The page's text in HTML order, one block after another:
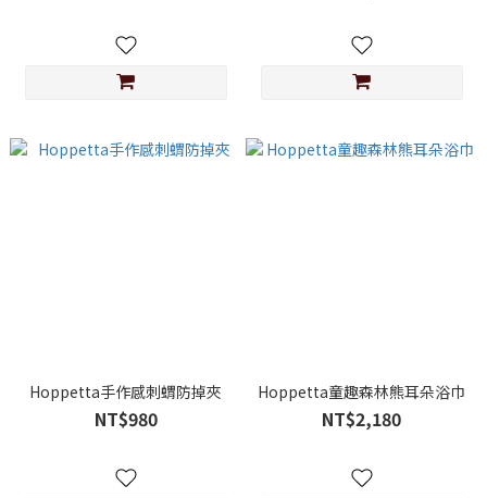
Hoppetta手作感刺蝟防掉夾
NT$980
Hoppetta童趣森林熊耳朵浴巾
NT$2,180